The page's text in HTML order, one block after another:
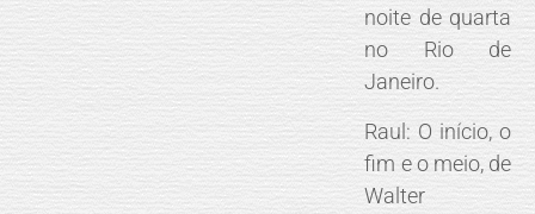
noite de quarta
no Rio de
Janeiro.
Raul: O início, o
fim e o meio, de
Walter